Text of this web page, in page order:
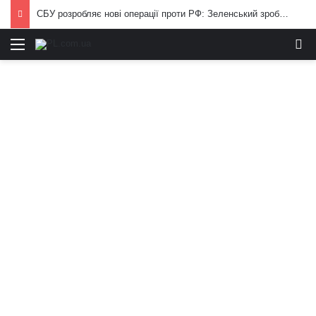
СБУ розробляє нові операції проти РФ: Зеленський зробив важливу заяву
Меню